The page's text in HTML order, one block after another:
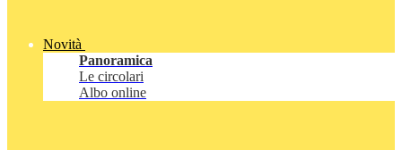
Novità
Panoramica
Le circolari
Albo online